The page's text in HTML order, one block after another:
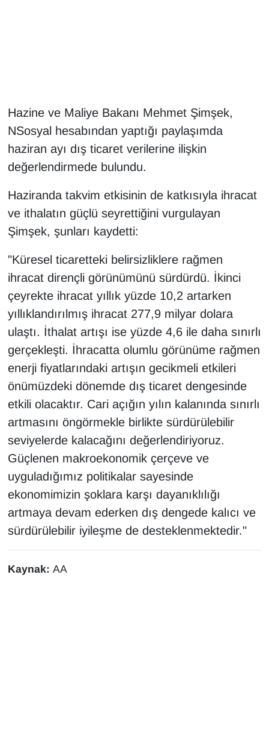
Hazine ve Maliye Bakanı Mehmet Şimşek,
NSosyal hesabından yaptığı paylaşımda
haziran ayı dış ticaret verilerine ilişkin
değerlendirmede bulundu.
Haziranda takvim etkisinin de katkısıyla ihracat
ve ithalatın güçlü seyrettiğini vurgulayan
Şimşek, şunları kaydetti:
"Küresel ticaretteki belirsizliklere rağmen
ihracat dirençli görünümünü sürdürdü. İkinci
çeyrekte ihracat yıllık yüzde 10,2 artarken
yıllıklandırılmış ihracat 277,9 milyar dolara
ulaştı. İthalat artışı ise yüzde 4,6 ile daha sınırlı
gerçekleşti. İhracatta olumlu görünüme rağmen
enerji fiyatlarındaki artışın gecikmeli etkileri
önümüzdeki dönemde dış ticaret dengesinde
etkili olacaktır. Cari açığın yılın kalanında sınırlı
artmasını öngörmekle birlikte sürdürülebilir
seviyelerde kalacağını değerlendiriyoruz.
Güçlenen makroekonomik çerçeve ve
uyguladığımız politikalar sayesinde
ekonomimizin şoklara karşı dayanıklılığı
artmaya devam ederken dış dengede kalıcı ve
sürdürülebilir iyileşme de desteklenmektedir."
Kaynak: AA
Kamu Alımları
Kim Kimdir?
Kültür & Sanat
KURDÎ
MAGAZİN
MEDYA
ONE EKONOMİ
POLİTİKA
Resmi İlanlar
SAĞLIK
Seri İlan
Sinema - TV
SİYASET
SPOR